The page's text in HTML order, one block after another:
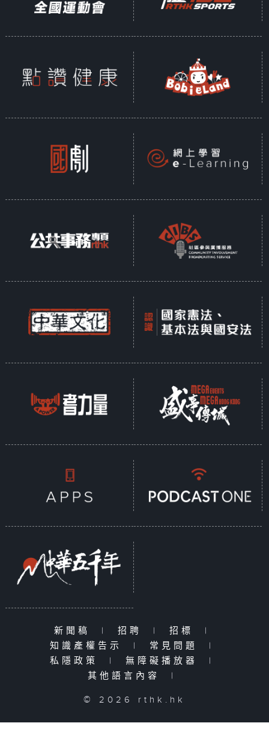
新聞稿 | 招聘 | 招標
|
知識產權告示
| 常見問題
|
私隱政策
| 無障礙播放器
|
其他語言內容
|
© 2026 rthk.hk